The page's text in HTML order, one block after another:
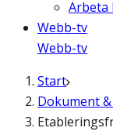
Arbeta
Webb-tv
Webb-tv
Start
Dokument